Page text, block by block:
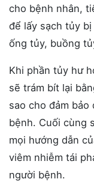
cho bệnh nhân,
để lấy sạch tủy
ống tủy, buồng
Khi phần tủy hư
sẽ trám bít lại
sao cho đảm
bệnh. Cuối cùng
mọi hướng dẫn
viêm nhiễm tái
người bệnh.